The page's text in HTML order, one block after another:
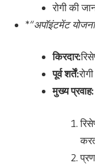
रोगी की
*“अपॉइंटमेंट
किरदार:
पूर्व शर्तें:
मुख्य प्रवाह: